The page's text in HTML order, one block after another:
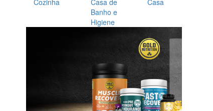
Banho e
Higiene